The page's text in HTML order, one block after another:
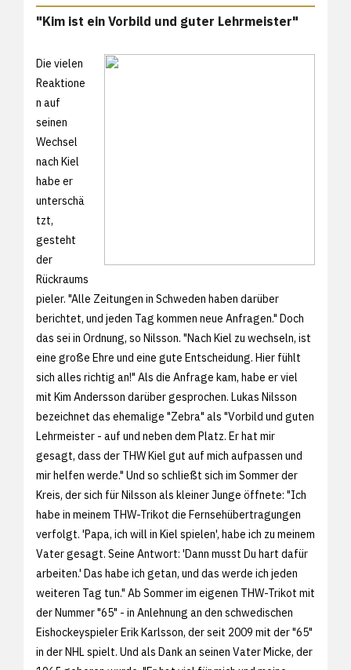
"Kim ist ein Vorbild und guter Lehrmeister"
Die vielen
Reaktione
n auf
seinen
Wechsel
nach Kiel
habe er
unterschä
tzt,
gesteht
der
Rückraums
pieler. "Alle Zeitungen in Schweden haben darüber
berichtet, und jeden Tag kommen neue Anfragen." Doch
das sei in Ordnung, so Nilsson. "Nach Kiel zu wechseln, ist
eine große Ehre und eine gute Entscheidung. Hier fühlt
sich alles richtig an!" Als die Anfrage kam, habe er viel
mit Kim Andersson darüber gesprochen. Lukas Nilsson
bezeichnet das ehemalige "Zebra" als "Vorbild und guten
Lehrmeister - auf und neben dem Platz. Er hat mir
gesagt, dass der THW Kiel gut auf mich aufpassen und
mir helfen werde." Und so schließt sich im Sommer der
Kreis, der sich für Nilsson als kleiner Junge öffnete: "Ich
habe in meinem THW-Trikot die Fernsehübertragungen
verfolgt. 'Papa, ich will in Kiel spielen', habe ich zu meinem
Vater gesagt. Seine Antwort: 'Dann musst Du hart dafür
arbeiten.' Das habe ich getan, und das werde ich jeden
weiteren Tag tun." Ab Sommer im eigenen THW-Trikot mit
der Nummer "65" - in Anlehnung an den schwedischen
Eishockeyspieler Erik Karlsson, der seit 2009 mit der "65"
in der NHL spielt. Und als Dank an seinen Vater Micke, der